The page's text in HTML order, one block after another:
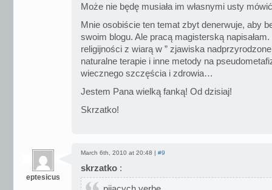
Może nie będę musiała im własnymi usty
Mnie osobiście ten temat zbyt denerwuje, aby
swoim blogu. Ale pracą magisterską
religijności z wiarą w ” zjawiska
naturalne terapie i inne metody na
wiecznego szczęścia i zdrowia…
Jestem Pana wielką fanką! Od dzisiaj!
Skrzatko!
eptesicus
March 6th, 2010 at 20:48 | #9
skrzatko :